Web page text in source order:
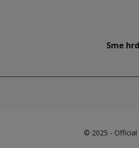
Sme
© 2025 - Official